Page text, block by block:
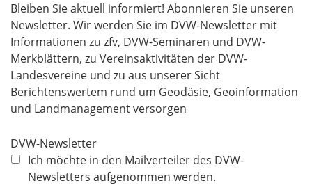
e
l
d
Bleiben Sie aktuell informiert! Abonnieren Sie unseren
Newsletter. Wir werden Sie im DVW-Newsletter mit
Informationen zu zfv, DVW-Seminaren und DVW-
Merkblättern, zu Vereinsaktivitäten der DVW-
Landesvereine und zu aus unserer Sicht
Berichtenswertem rund um Geodäsie, Geoinformation
und Landmanagement versorgen
DVW-Newsletter
Ich möchte in den Mailverteiler des DVW-
Newsletters aufgenommen werden.